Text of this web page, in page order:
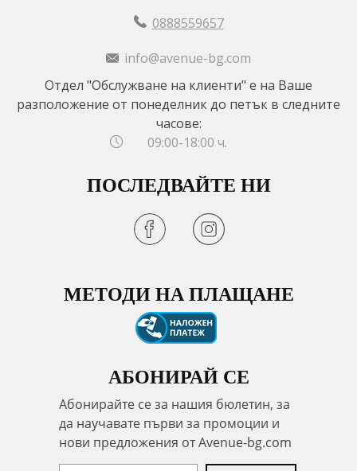
0888559657
info@avenue-bg.com
Отдел "Обслужване на клиенти" е на Ваше
разположение от понеделник до петък в следните
часове:
09:00-18:00 ч.
ПОСЛЕДВАЙТЕ НИ
МЕТОДИ НА ПЛАЩАНЕ
АБОНИРАЙ СЕ